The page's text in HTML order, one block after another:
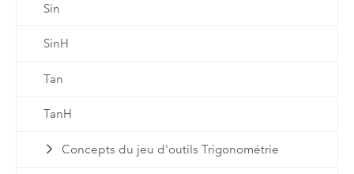
Sin
SinH
Tan
TanH
Concepts du jeu d'outils Trigonométrie